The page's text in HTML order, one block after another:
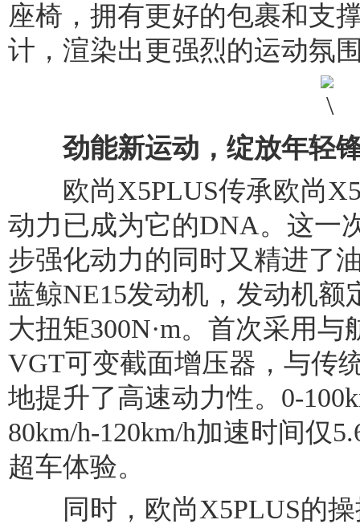
座椅，拥有更好的包裹和支
计，渲染出更强烈的运动氛
劲能新运动，绽放年轻
欧尚X5PLUS传承欧尚X5
动力已成为它的DNA。这一
步强化动力的同时又精进了
蓝鲸NE15发动机，发动机额
大扭矩300N·m。首次采用
VGT可变截面增压器，与传
地提升了高速动力性。0-
80km/h-120km/h加速时间仅
超车体验。
同时，欧尚X5PLUS的操